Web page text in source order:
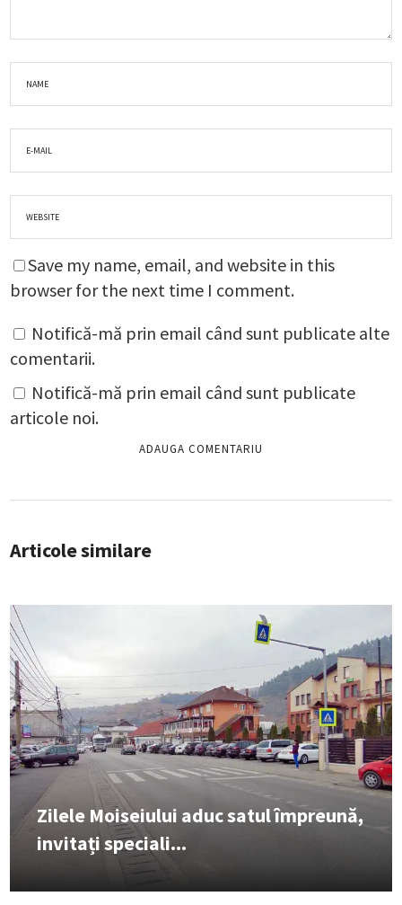
Save my name, email, and website in this
browser for the next time I comment.
Notifică-mă prin email când sunt publicate alte
comentarii.
Notifică-mă prin email când sunt publicate
articole noi.
Articole similare
Zilele Moiseiului aduc satul împreună,
invitați speciali...